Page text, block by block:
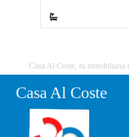
Casa Al Coste, tu inmobiliaria
Casa Al Coste